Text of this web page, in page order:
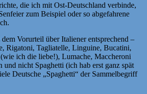
die ich mit Ost-Deutschland verbinde,
zum Beispiel oder so abgefahrene
Vorurteil über Italiener entsprechend –
Rigatoni, Tagliatelle, Linguine, Bucatini,
ich die liebe!), Lumache, Maccheroni
und nicht Spaghetti (ich hab erst ganz spät
Deutsche „Spaghetti“ der Sammelbegriff